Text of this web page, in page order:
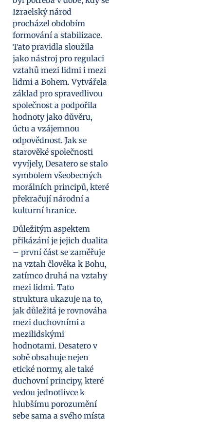
Izraelský národ
procházel obdobím
formování a stabilizace.
Tato pravidla sloužila
jako nástroj pro regulaci
vztahů mezi lidmi i mezi
lidmi a Bohem. Vytvářela
základ pro spravedlivou
společnost a podpořila
hodnoty jako důvěru,
úctu a vzájemnou
odpovědnost. Jak se
starověké společnosti
vyvíjely, Desatero se stalo
symbolem všeobecných
morálních principů, které
překračují národní a
kulturní hranice.
Důležitým aspektem
přikázání je jejich dualita
– první část se zaměřuje
na vztah člověka k Bohu,
zatímco druhá na vztahy
mezi lidmi. Tato
struktura ukazuje na to,
jak důležitá je rovnováha
mezi duchovními a
mezilidskými
hodnotami. Desatero v
sobě obsahuje nejen
etické normy, ale také
duchovní principy, které
vedou jednotlivce k
hlubšímu porozumění
sebe sama a svého místa